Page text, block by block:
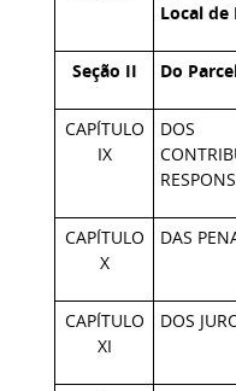
Local de
Seção II Do
CAPÍTULO
IX
DOS
CAPÍTULO
X
DAS
CAPÍTULO
XI
DOS